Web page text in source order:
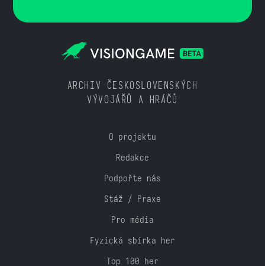
ARCHIV ČESKOSLOVENSKÝCH
VÝVOJÁŘŮ A HRÁČŮ
O projektu
Redakce
Podpořte nás
Stáž / Praxe
Pro média
Fyzická sbírka her
Top 100 her